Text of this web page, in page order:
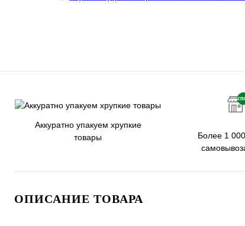
Аккуратно упакуем хрупкие
товары
Более 1
ОПИСАНИЕ ТОВАРА